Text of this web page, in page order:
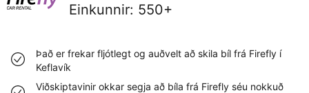
Einkunnir: 550+
Það er frekar fljótlegt og auðvelt að skila bíl frá Firefly í
Keflavík
Viðskiptavinir okkar segja að bíla frá Firefly séu nokkuð